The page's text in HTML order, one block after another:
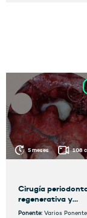
5 meses 108
Cirugía
regenerativa y
mucogingival
Ponente: Varios